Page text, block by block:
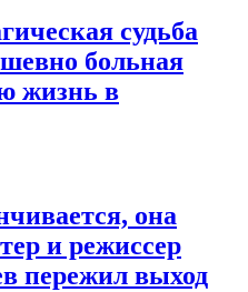
судьба
больная
жизнь в
она
и режиссер
пережил выход